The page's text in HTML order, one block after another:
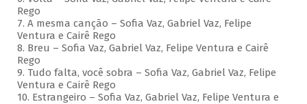
Rego
7. A mesma canção – Sofia Vaz, Gabriel Vaz, Felipe
Ventura e Cairê Rego
8. Breu – Sofia Vaz, Gabriel Vaz, Felipe Ventura e Cairê
Rego
9. Tudo falta, você sobra – Sofia Vaz, Gabriel Vaz, Felipe
Ventura e Cairê Rego
10. Estrangeiro – Sofia Vaz, Gabriel Vaz, Felipe Ventura e